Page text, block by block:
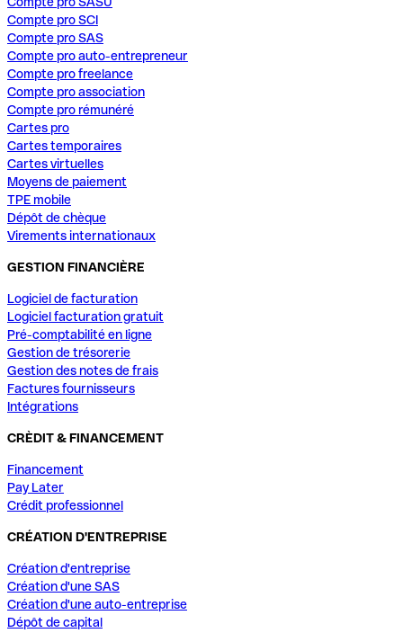
Compte pro SCI
Compte pro SAS
Compte pro auto-entrepreneur
Compte pro freelance
Compte pro association
Compte pro rémunéré
Cartes pro
Cartes temporaires
Cartes virtuelles
Moyens de paiement
TPE mobile
Dépôt de chèque
Virements internationaux
GESTION FINANCIÈRE
Logiciel de facturation
Logiciel facturation gratuit
Pré-comptabilité en ligne
Gestion de trésorerie
Gestion des notes de frais
Factures fournisseurs
Intégrations
CRÈDIT & FINANCEMENT
Financement
Pay Later
Crédit professionnel
CRÉATION D'ENTREPRISE
Création d'entreprise
Création d'une SAS
Création d'une auto-entreprise
Dépôt de capital